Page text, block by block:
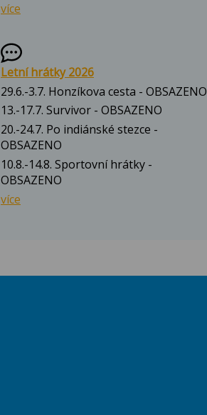
více
Letní hrátky 2026
29.6.-3.7. Honzíkova cesta - OBSAZENO
13.-17.7. Survivor - OBSAZENO
20.-24.7. Po indiánské stezce -
OBSAZENO
10.8.-14.8. Sportovní hrátky -
OBSAZENO
více